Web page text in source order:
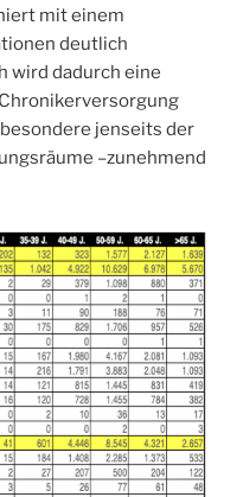
mit einem
deutlich
wird dadurch eine
jenseits der
–zunehmend